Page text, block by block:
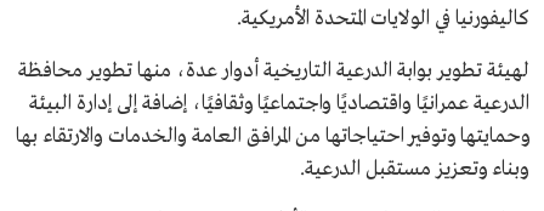
كاليفورنيا في الولايات المتحدة الأمريكية.
لهيئة تطوير بوابة الدرعية التاريخية أدوار عدة، منها تطوير محافظة
الدرعية عمرانيًا واقتصاديًا واجتماعيًا وثقافيًا، إضافة إلى إدارة البيئة
وحمايتها وتوفير احتياجاتها من المرافق العامة والخدمات والارتقاء بها
وبناء وتعزيز مستقبل الدرعية.